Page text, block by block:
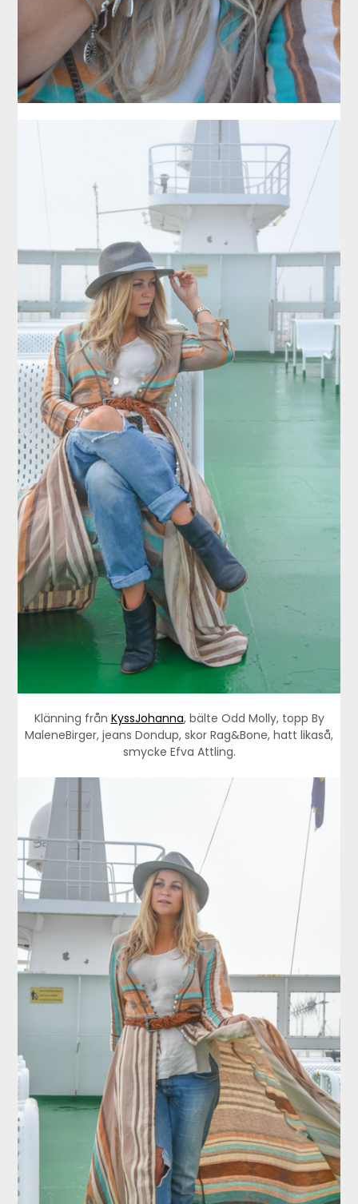
Klänning från KyssJohanna, bälte Odd Molly, topp By
MaleneBirger, jeans Dondup, skor Rag&Bone, hatt likaså,
smycke Efva Attling.